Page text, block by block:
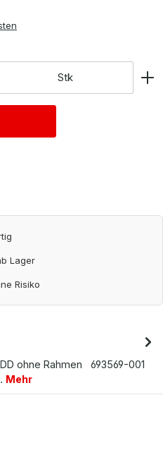
Stk
Lager
Risiko
ohne Rahmen 693569-001
Mehr